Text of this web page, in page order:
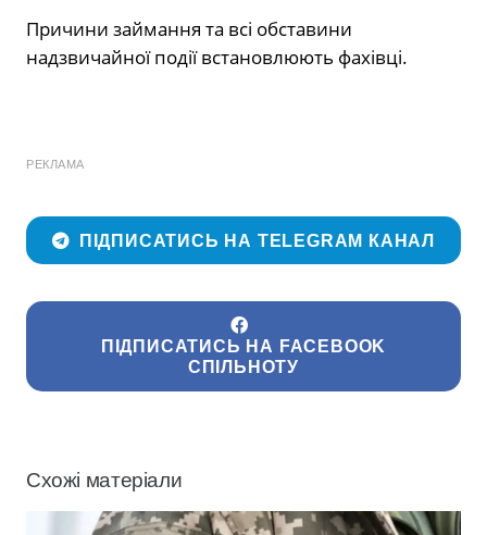
Причини займання та всі обставини
надзвичайної події встановлюють фахівці.
РЕКЛАМА
ПІДПИСАТИСЬ НА TELEGRAM КАНАЛ
ПІДПИСАТИСЬ НА FACEBOOK
СПІЛЬНОТУ
Схожі матеріали